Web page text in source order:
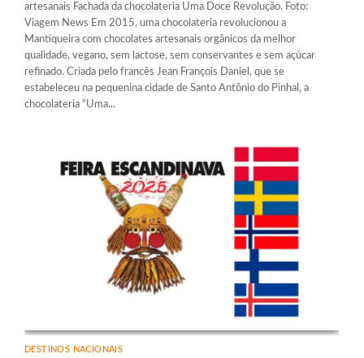
artesanais Fachada da chocolateria Uma Doce Revolução. Foto:
Viagem News Em 2015, uma chocolateria revolucionou a
Mantiqueira com chocolates artesanais orgânicos da melhor
qualidade, vegano, sem lactose, sem conservantes e sem açúcar
refinado. Criada pelo francês Jean François Daniel, que se
estabeleceu na pequenina cidade de Santo Antônio do Pinhal, a
chocolateria “Uma...
DESTINOS NACIONAIS